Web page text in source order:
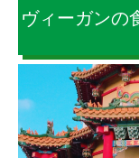
ヴィーガンの